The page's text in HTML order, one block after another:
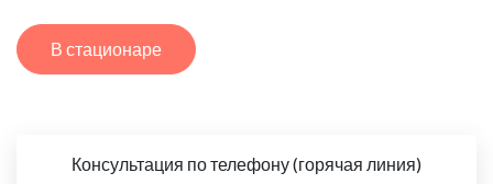
В стационаре
Консультация по телефону (горячая линия)